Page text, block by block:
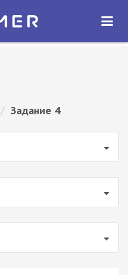
ОТКРЫТЬ
/ Задание 4